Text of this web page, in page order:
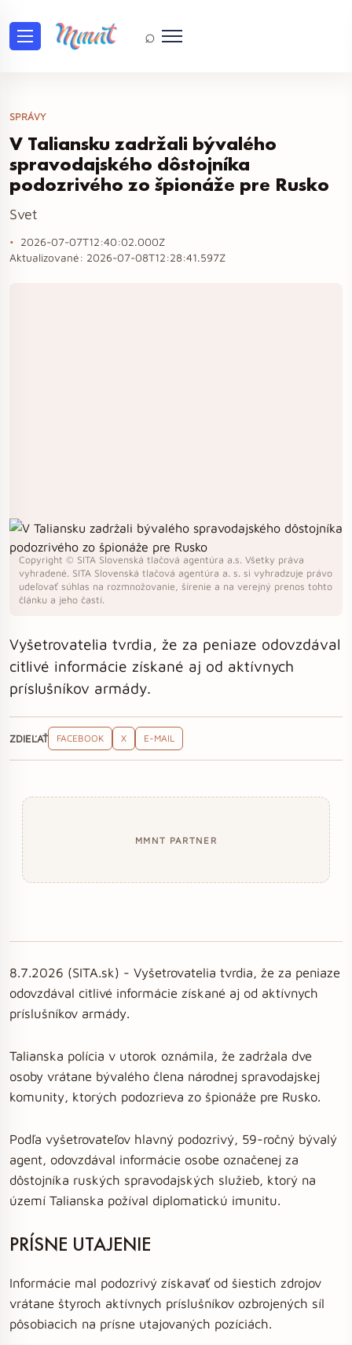
⌕
SPRÁVY
V Taliansku zadržali bývalého
spravodajského dôstojníka
podozrivého zo špionáže pre Rusko
Svet
2026-07-07T12:40:02.000Z
Aktualizované: 2026-07-08T12:28:41.597Z
Copyright © SITA Slovenská tlačová agentúra a.s. Všetky práva
vyhradené. SITA Slovenská tlačová agentúra a. s. si vyhradzuje právo
udeľovať súhlas na rozmnožovanie, šírenie a na verejný prenos tohto
článku a jeho častí.
Vyšetrovatelia tvrdia, že za peniaze odovzdával
citlivé informácie získané aj od aktívnych
príslušníkov armády.
ZDIEĽAŤ FACEBOOK X E-MAIL
MMNT PARTNER
8.7.2026 (SITA.sk) - Vyšetrovatelia tvrdia, že za peniaze
odovzdával citlivé informácie získané aj od aktívnych
príslušníkov armády.
Talianska polícia v utorok oznámila, že zadržala dve
osoby vrátane bývalého člena národnej spravodajskej
komunity, ktorých podozrieva zo špionáže pre Rusko.
Podľa vyšetrovateľov hlavný podozrivý, 59-ročný bývalý
agent, odovzdával informácie osobe označenej za
dôstojníka ruských spravodajských služieb, ktorý na
území Talianska požíval diplomatickú imunitu.
PRÍSNE UTAJENIE
Informácie mal podozrivý získavať od šiestich zdrojov
vrátane štyroch aktívnych príslušníkov ozbrojených síl
pôsobiacich na prísne utajovaných pozíciách.